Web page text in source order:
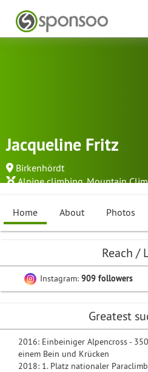
Jacqueline Fritz
Birkenhördt
Alpine climbing,Mountain
Home About Photos
Reach /
Instagram: 909 followers
Greatest
2016: Einbeiniger Alpencross -
einem Bein und Krücken
2018: 1. Platz nationaler